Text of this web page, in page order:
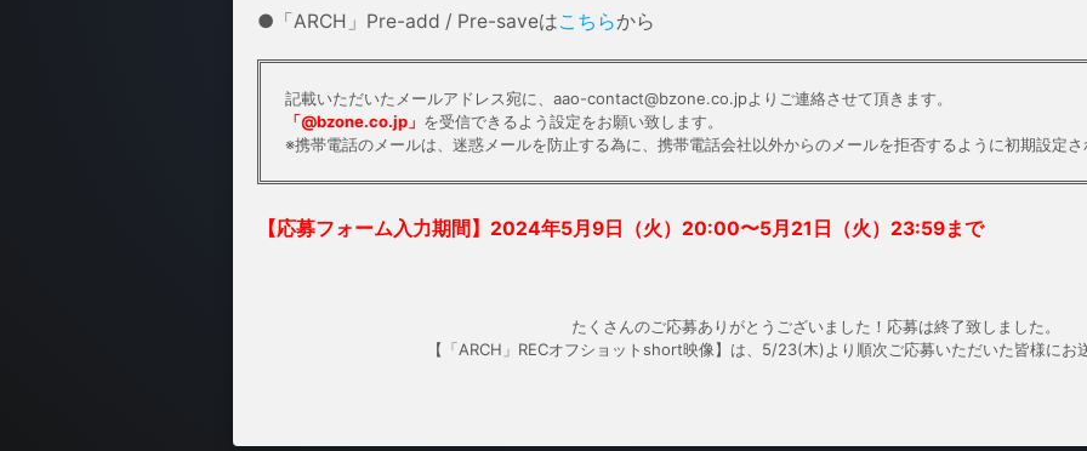
●「ARCH」Pre-add / Pre-saveはこちらから
記載いただいたメールアドレス宛に、aao-contact@bzone.co.jpよりご連絡させて頂きます。
「@bzone.co.jp」 を受信できるよう設定をお願い致します。
※携帯電話のメールは、迷惑メールを防止する為に、携帯電話会社以外からのメールを拒否するように初期設定
【応募フォーム入力期間】 2024年5月9日（火）20:00〜5月21日（火）23:59まで
たくさんのご応募ありがとうございました！応募は終了致しました。
【「ARCH」RECオフショットshort映像】は、5/23(木)より順次ご応募いただいた皆様にお